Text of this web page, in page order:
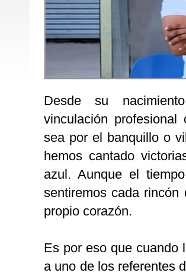
Desde su
vinculación
sea por el banquillo o
hemos cantado
azul. Aunque el
sentiremos cada
propio corazón.
Es por eso que cuando
a uno de los referentes